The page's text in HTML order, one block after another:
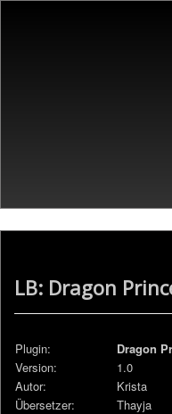
LB: Dragon
Plugin:
Dragon
Version:
1.0
Autor:
Krista
Übersetzer:
Thayja